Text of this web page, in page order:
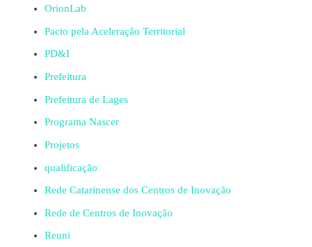
OrionLab
Pacto pela Aceleração Territorial
PD&I
Prefeitura
Prefeitura de Lages
Programa Nascer
Projetos
qualificação
Rede Catarinense dos Centros de Inovação
Rede de Centros de Inovação
Reuni